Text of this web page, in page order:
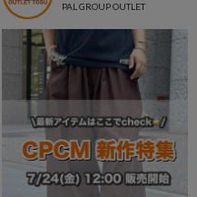
PAL GROUP OUTLET